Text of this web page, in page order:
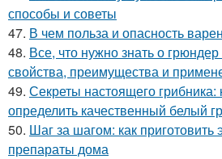
способы и советы
47. В чем польза и опасность
48. Все, что нужно знать о
свойства, преимущества и
49. Секреты настоящего
определить качественный белый
50. Шаг за шагом: как
препараты дома